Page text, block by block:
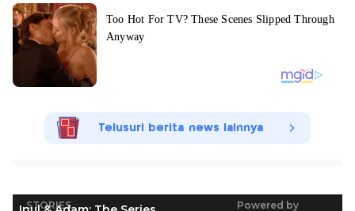
Telusuri berita news lainnya